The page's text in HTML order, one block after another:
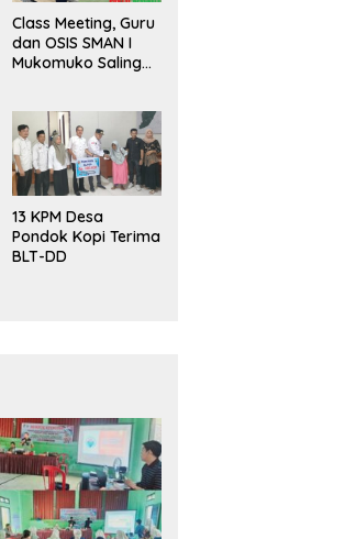
Class Meeting, Guru
dan OSIS SMAN I
Mukomuko Saling
13 KPM Desa
Pondok Kopi Terima
BLT-DD